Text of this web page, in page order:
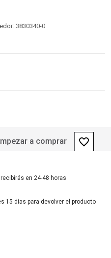
3830340-0
a comprar favorite_border
en 24-48 horas
15 días para devolver el producto